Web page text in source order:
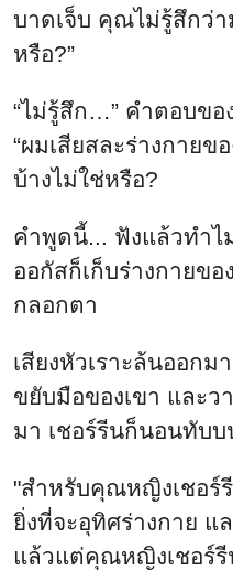
บาดเจ็บ คุณไม่รู้สึกว่า
หรือ?”
“ไม่รู้สึก…” คำตอบข
“ผมเสียสละร่างกายข
บ้างไม่ใช่หรือ?
คำพูดนี้... ฟังแล้วทำ
ออกัสก็เก็บร่างกายขอ
กลอกตา
เสียงหัวเราะล้นออก
ขยับมือของเขา และว
มา เชอร์รีนก็นอนทับบ
"สำหรับคุณหญิงเชอร์
ยิ่งที่จะอุทิศร่างกาย แ
แล้วแต่คุณหญิงเชอร์รี